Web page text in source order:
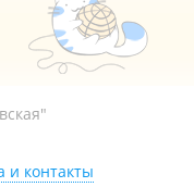
ул. Круговая 1-я, 25А
и контакты